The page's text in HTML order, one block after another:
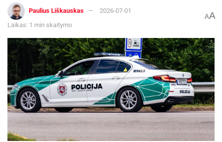
Paulius Liškauskas
2026-07-01
Laikas: 1 min skaitymo
AA